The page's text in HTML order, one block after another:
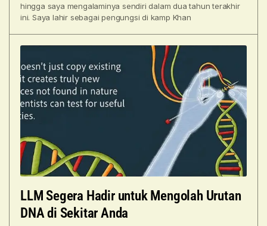
hingga saya mengalaminya sendiri dalam dua tahun terakhir
ini. Saya lahir sebagai pengungsi di kamp Khan
LLM Segera Hadir untuk Mengolah Urutan
DNA di Sekitar Anda